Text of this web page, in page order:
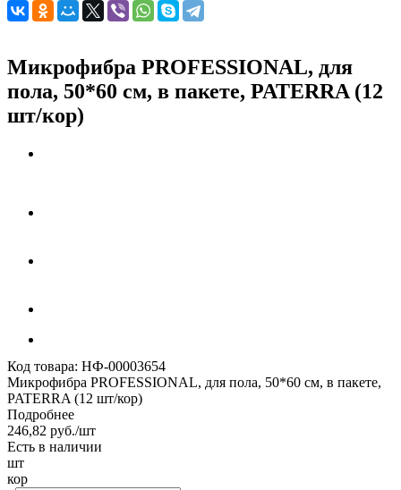
Микрофибра PROFESSIONAL, для
пола, 50*60 см, в пакете, PATERRA (12
шт/кор)
Код товара: НФ-00003654
Микрофибра PROFESSIONAL, для пола, 50*60 см, в пакете,
PATERRA (12 шт/кор)
Подробнее
246,82 руб./шт
Есть в наличии
шт
кор